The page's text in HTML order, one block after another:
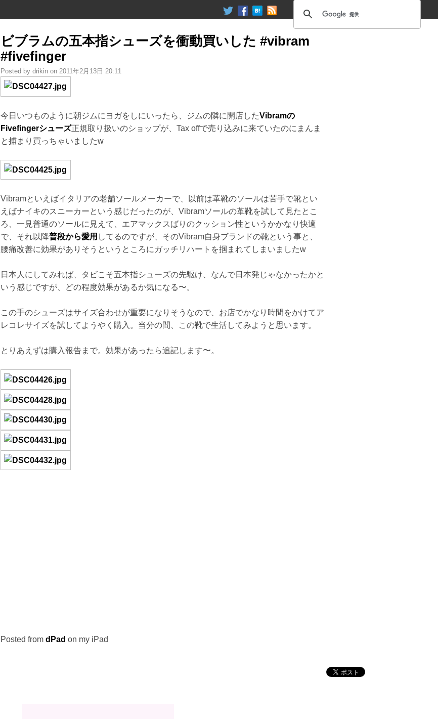
ビブラムの五本指シューズを衝動買いした #vibram
#fivefinger
Posted by drikin on 2011年2月13日 20:11
今日いつものように朝ジムにヨガをしにいったら、ジムの隣に開店したVibramの
Fivefingerシューズ正規取り扱いのショップが、Tax offで売り込みに来ていたのにまんま
と捕まり買っちゃいましたw
Vibramといえばイタリアの老舗ソールメーカーで、以前は革靴のソールは苦手で靴とい
えばナイキのスニーカーという感じだったのが、Vibramソールの革靴を試して見たとこ
ろ、一見普通のソールに見えて、エアマックスばりのクッション性というかかなり快適
で、それ以降普段から愛用 してるのですが、そのVibram自身ブランドの靴という事と、
腰痛改善に効果がありそうというところにガッチリハートを掴まれてしまいましたw
日本人にしてみれば、タビこそ五本指シューズの先駆け、なんで日本発じゃなかったかと
いう感じですが、どの程度効果があるか気になる〜。
この手のシューズはサイズ合わせが重要になりそうなので、お店でかなり時間をかけてア
レコレサイズを試してようやく購入。当分の間、この靴で生活してみようと思います。
とりあえずは購入報告まで。効果があったら追記します〜。
Posted from dPad on my iPad